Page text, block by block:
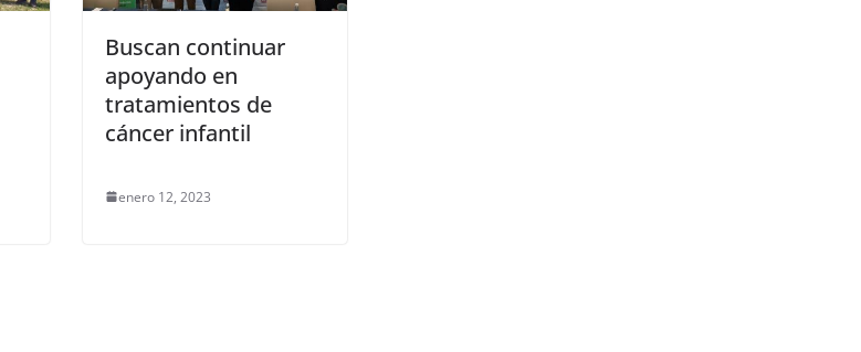
Buscan continuar
apoyando en
tratamientos de
cáncer infantil
enero 12, 2023